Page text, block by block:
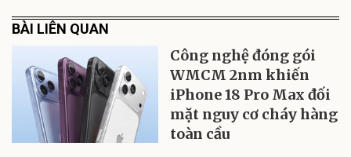
BÀI LIÊN QUAN
Công nghệ đóng gói
WMCM 2nm khiến
iPhone 18 Pro Max đối
mặt nguy cơ cháy hàng
toàn cầu